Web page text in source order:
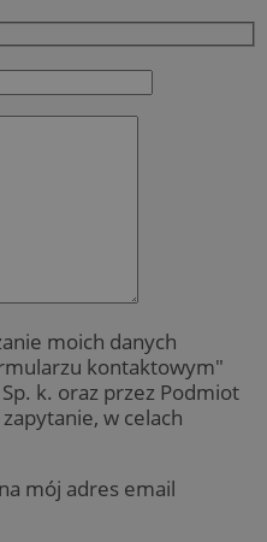
moich danych
kontaktowym"
k. oraz przez Podmiot
w celach
mój adres email